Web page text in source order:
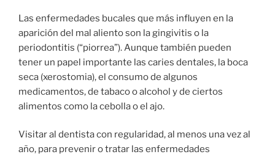
Las enfermedades bucales que más influyen en la
aparición del mal aliento son la gingivitis o la
periodontitis (“piorrea”). Aunque también pueden
tener un papel importante las caries dentales, la boca
seca (xerostomia), el consumo de algunos
medicamentos, de tabaco o alcohol y de ciertos
alimentos como la cebolla o el ajo.
Visitar al dentista con regularidad, al menos una vez al
año, para prevenir o tratar las enfermedades